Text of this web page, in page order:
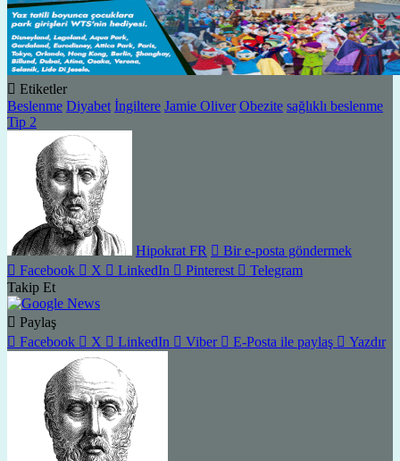
Etiketler
Beslenme Diyabet İngiltere Jamie Oliver Obezite sağlıklı beslenme
Tip 2
Hipokrat FR
Bir e-posta göndermek
Facebook
X LinkedIn Pinterest
Telegram
Takip Et
Paylaş
Facebook
X LinkedIn Viber E-Posta ile paylaş Yazdır